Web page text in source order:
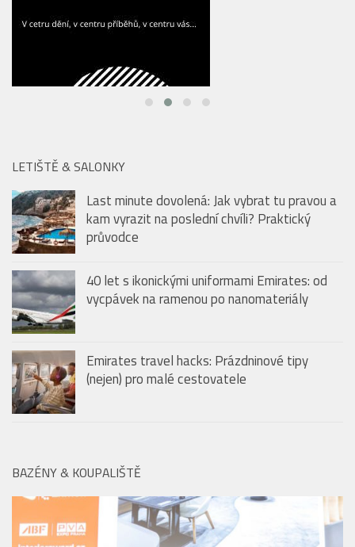
LETIŠTĚ & SALONKY
Last minute dovolená: Jak vybrat tu pravou a
kam vyrazit na poslední chvíli? Praktický
průvodce
40 let s ikonickými uniformami Emirates: od
vycpávek na ramenou po nanomateriály
Emirates travel hacks: Prázdninové tipy
(nejen) pro malé cestovatele
BAZÉNY & KOUPALIŠTĚ